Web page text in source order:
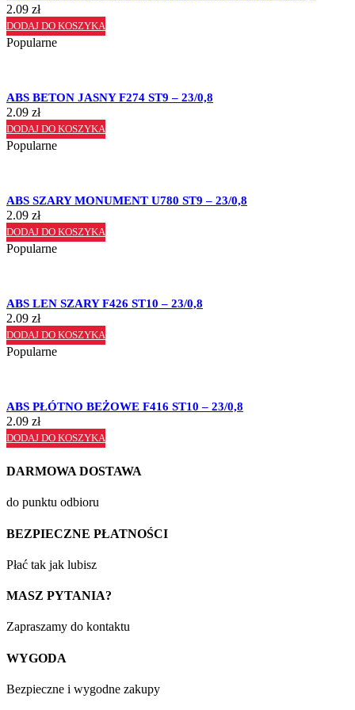
2.09 zł
DODAJ DO KOSZYKA
Popularne
ABS BETON JASNY F274 ST9 – 23/0,8
2.09 zł
DODAJ DO KOSZYKA
Popularne
ABS SZARY MONUMENT U780 ST9 – 23/0,8
2.09 zł
DODAJ DO KOSZYKA
Popularne
ABS LEN SZARY F426 ST10 – 23/0,8
2.09 zł
DODAJ DO KOSZYKA
Popularne
ABS PŁÓTNO BEŻOWE F416 ST10 – 23/0,8
2.09 zł
DODAJ DO KOSZYKA
DARMOWA DOSTAWA
do punktu odbioru
BEZPIECZNE PŁATNOŚCI
Płać tak jak lubisz
MASZ PYTANIA?
Zapraszamy do kontaktu
WYGODA
Bezpieczne i wygodne zakupy